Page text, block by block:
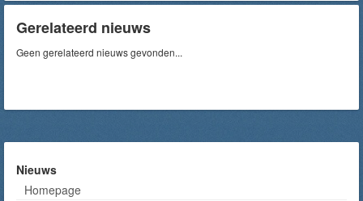
Gerelateerd nieuws
Geen gerelateerd nieuws gevonden...
Nieuws
Homepage